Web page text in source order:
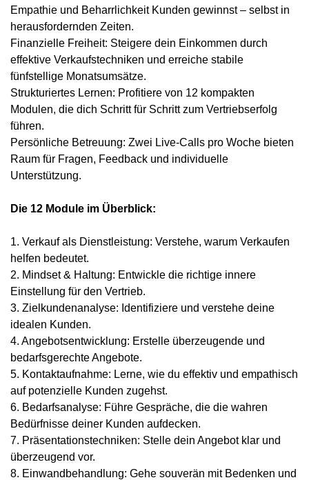
Empathie und Beharrlichkeit Kunden gewinnst – selbst in
herausfordernden Zeiten.
Finanzielle Freiheit: Steigere dein Einkommen durch
effektive Verkaufstechniken und erreiche stabile
fünfstellige Monatsumsätze.
Strukturiertes Lernen: Profitiere von 12 kompakten
Modulen, die dich Schritt für Schritt zum Vertriebserfolg
führen.
Persönliche Betreuung: Zwei Live-Calls pro Woche bieten
Raum für Fragen, Feedback und individuelle
Unterstützung.
Die 12 Module im Überblick:
1. Verkauf als Dienstleistung: Verstehe, warum Verkaufen
helfen bedeutet.
2. Mindset & Haltung: Entwickle die richtige innere
Einstellung für den Vertrieb.
3. Zielkundenanalyse: Identifiziere und verstehe deine
idealen Kunden.
4. Angebotsentwicklung: Erstelle überzeugende und
bedarfsgerechte Angebote.
5. Kontaktaufnahme: Lerne, wie du effektiv und empathisch
auf potenzielle Kunden zugehst.
6. Bedarfsanalyse: Führe Gespräche, die die wahren
Bedürfnisse deiner Kunden aufdecken.
7. Präsentationstechniken: Stelle dein Angebot klar und
überzeugend vor.
8. Einwandbehandlung: Gehe souverän mit Bedenken und